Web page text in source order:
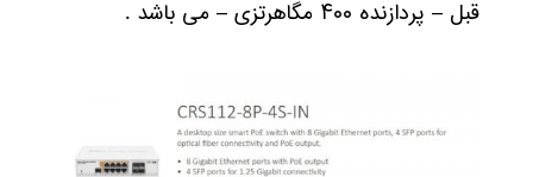
قبل – پردازنده ۴۰۰ مگاهرتزی – می باشد .